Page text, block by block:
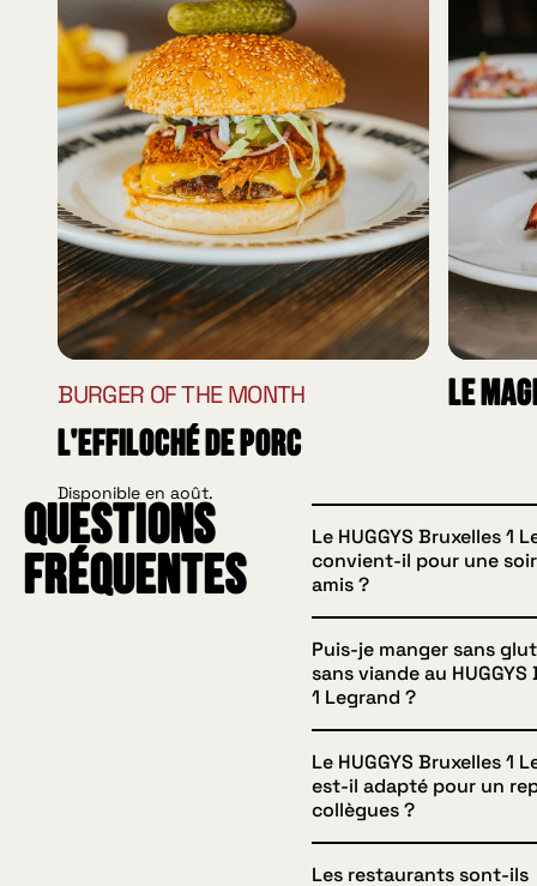
BURGER OF THE MONTH
L'effiloché de porc
Disponible en août.
Le
Questions
fréquentes
Le HUGGYS Bruxelles 1
convient-il pour une
amis ?
Oui, l’ambiance du
parfaite pour un dîner
avant ou après un ciné,
une sortie dans le
pouvez réserver à
de confort. Pour
moment à plusieurs,
pageEntre amis .
Puis-je manger sans
sans viande au HUGGYS
1 Legrand ?
Absolument. Plusieurs
sont proposés avec
steak végétarien ou
alternatives sont
Le HUGGYS Bruxelles 1
est-il adapté pour un
collègues ?
Les restaurants sont-ils